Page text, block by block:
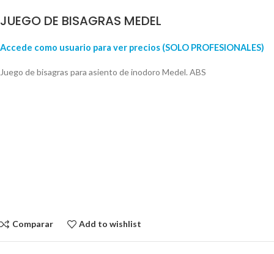
JUEGO DE BISAGRAS MEDEL
Accede como usuario para ver precios (SOLO PROFESIONALES)
Juego de bisagras para asiento de inodoro Medel. ABS
Comparar Add to wishlist